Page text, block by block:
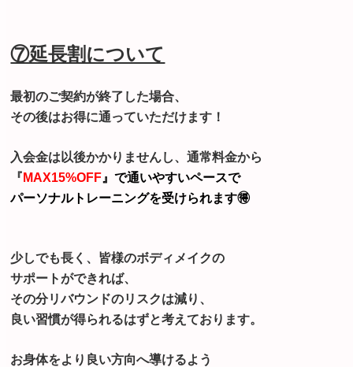
⑦延長割について
最初のご契約が終了した場合、
その後はお得に通っていただけます！
入会金は以後かかりませんし、通常料金から
『 MAX15%OFF 』で通いやすいペースで
パーソナルトレーニングを受けられます🉐
少しでも長く、皆様のボディメイクの
サポートができれば、
その分リバウンドのリスクは減り、
良い習慣が得られるはずと考えております。
お身体をより良い方向へ導けるよう